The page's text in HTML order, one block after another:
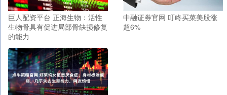
巨人配资平台 正海生物：活性
生物骨具有促进局部骨缺损修复
的能力
中融证券官网 叮咚买菜美股涨
超6%